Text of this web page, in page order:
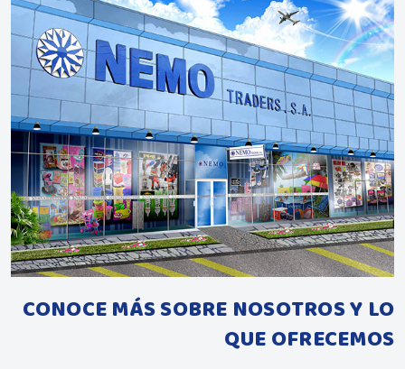
CONOCE MÁS SOBRE NOSOTROS Y LO
QUE OFRECEMOS